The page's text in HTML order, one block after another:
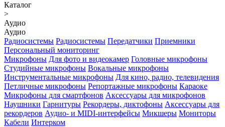
Каталог
>
Аудио
Аудио
Радиосистемы Радиосистемы Передатчики Приемники
Персональный мониторинг
Микрофоны Для фото и видеокамер Головные микрофоны
Студийные микрофоны Вокальные микрофоны
Инструментальные микрофоны Для кино, радио, телевидения
Петличные микрофоны Репортажные микрофоны Караоке
Микрофоны для смартфонов Аксессуары для микрофонов
Наушники Гарнитуры Рекордеры, диктофоны Аксессуары для
рекордеров Аудио- и MIDI-интерфейсы Микшеры Мониторы
Кабели Интерком